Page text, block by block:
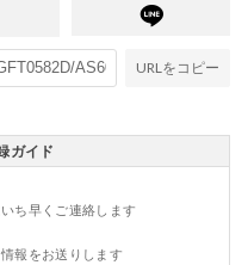
URLをコピー
ガイド
ち早くご連絡します
報をお送りします